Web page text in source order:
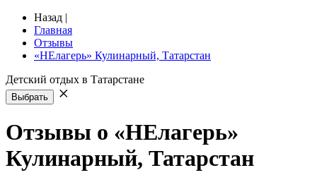
Назад |
Главная
Отзывы
«НЕлагерь» Кулинарный, Татарстан
Детский отдых в Татарстане
Выбрать
Отзывы о «НЕлагерь»
Кулинарный, Татарстан